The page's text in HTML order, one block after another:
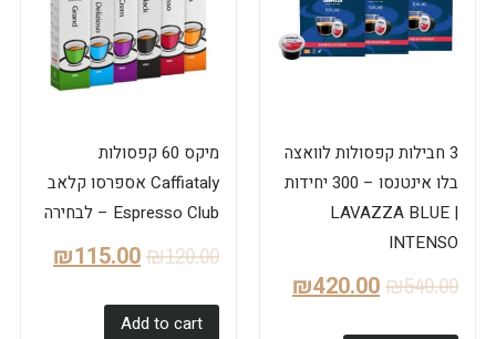
3 חבילות קפסולות לוואצה
בלו אינטנסו – 300 יחידות
| LAVAZZA BLUE
INTENSO
₪540.00
₪420.00
מיקס 60 קפסולות
Caffiataly אספרסו קלאב
Espresso Club – לבחירה
₪120.00
₪115.00
Add to cart